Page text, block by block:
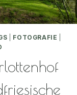
FOTOGRAFIE